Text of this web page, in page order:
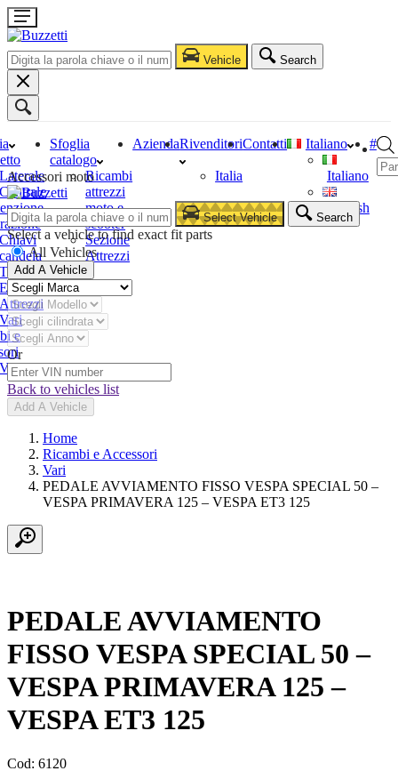
Vehicle Search
Laterale
Centrale
Chiavi
candela
Tester
Estrattori
Attrezzi
Vari
e
Vari
Sfoglia
catalogo
Ricambi
attrezzi
moto e
scooter
Sezione
Attrezzi
AziendaRivenditori
Italia
Contatti Italiano
Italiano
English
#
Accessori moto
Select Vehicle Search
Select a vehicle to find exact fit parts
All Vehicles
Add A Vehicle
Or
Back to vehicles list
Add A Vehicle
Home
Ricambi e Accessori
Vari
PEDALE AVVIAMENTO FISSO VESPA SPECIAL 50 –
VESPA PRIMAVERA 125 – VESPA ET3 125
PEDALE AVVIAMENTO
FISSO VESPA SPECIAL 50 –
VESPA PRIMAVERA 125 –
VESPA ET3 125
Cod: 6120